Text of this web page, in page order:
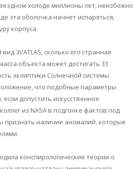
холоде миллионы лет, неизбежно
эта оболочка начнет испаряться,
корпуса.
3I/ATLAS, сколько его странная
объекта может достигать 33
эклиптики Солнечной системы
что подобные параметры
допустить искусственное
из NASA в подгонке фактов под
признать наличие аномалий, которые
конспирологические теории о